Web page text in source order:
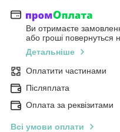
Ви отримаєте
або гроші повернуться
Детальніше
Оплатити частинами
Післяплата
Оплата за реквізитами
Всі умови оплати